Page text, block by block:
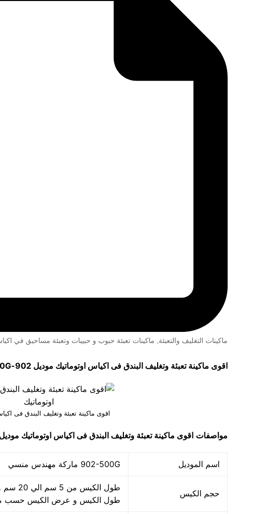
ماكينات التغليف والتعبئة ماكينات تعبئة حبوب و حبيبات وتعبئة مساحيق في
اقوى ماكينة تعبئة وتغليف البندق فى اكياس اوتوماتيك موديل 902-500G
اقوى ماكينة تعبئة وتغليف البندق فى
مواصفات اقوى ماكينة تعبئة وتغليف البندق فى اكياس اوتوماتيك موديل
اسم الموديل 902-500G ماركة مهندس منسي
حجم الكيس
طول الكيس و عرض الكيس حسب